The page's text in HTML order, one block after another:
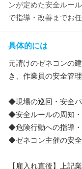
ンが定めた安全ルー
で指導・改善までお任
具体的には
元請けのゼネコンの
き、作業員の安全管
◆現場の巡回・安全
◆安全ルールの周知
◆危険行動への指導
◆ゼネコン主催の安全
【雇入れ直後】上記